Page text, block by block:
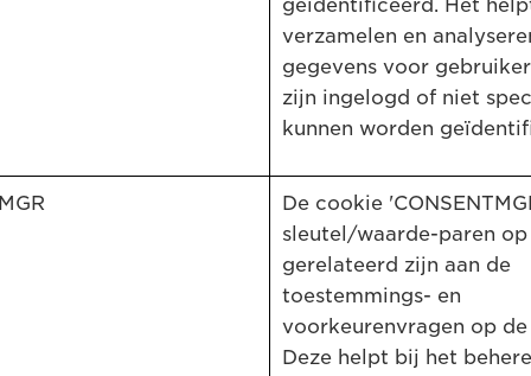
geïdentificeerd. Het
verzamelen en
gegevens voor
zijn ingelogd of niet
kunnen worden
De cookie
sleutel/waarde-paren
gerelateerd zijn aan de
toestemmings- en
voorkeurenvragen op
Deze helpt bij het